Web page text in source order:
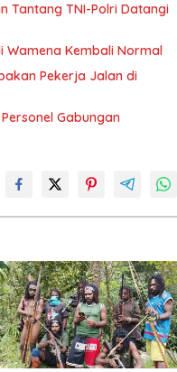
Tantang TNI-Polri Datangi
Wamena Kembali Normal
Pekerja Jalan di
Gabungan